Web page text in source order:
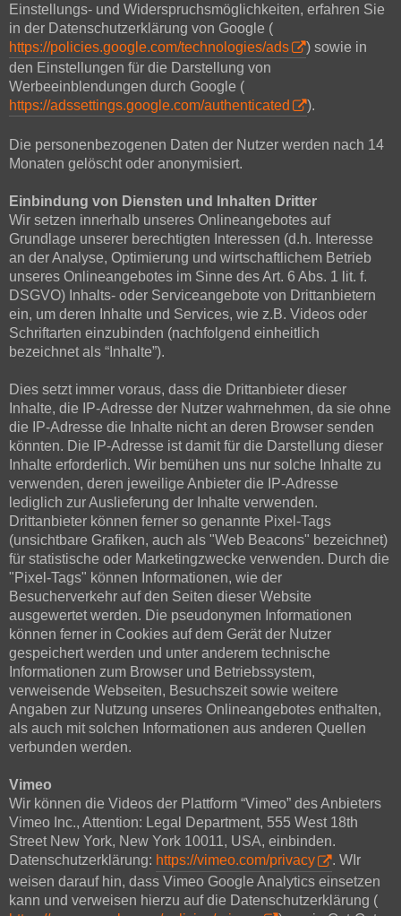
Einstellungs- und Widerspruchsmöglichkeiten, erfahren Sie
in der Datenschutzerklärung von Google (
https://policies.google.com/technologies/ads
) sowie in
den Einstellungen für die Darstellung von
Werbeeinblendungen durch Google (
https://adssettings.google.com/authenticated
).
Die personenbezogenen Daten der Nutzer werden nach 14
Monaten gelöscht oder anonymisiert.
Einbindung von Diensten und Inhalten Dritter
Wir setzen innerhalb unseres Onlineangebotes auf
Grundlage unserer berechtigten Interessen (d.h. Interesse
an der Analyse, Optimierung und wirtschaftlichem Betrieb
unseres Onlineangebotes im Sinne des Art. 6 Abs. 1 lit. f.
DSGVO) Inhalts- oder Serviceangebote von Drittanbietern
ein, um deren Inhalte und Services, wie z.B. Videos oder
Schriftarten einzubinden (nachfolgend einheitlich
bezeichnet als “Inhalte”).
Dies setzt immer voraus, dass die Drittanbieter dieser
Inhalte, die IP-Adresse der Nutzer wahrnehmen, da sie ohne
die IP-Adresse die Inhalte nicht an deren Browser senden
könnten. Die IP-Adresse ist damit für die Darstellung dieser
Inhalte erforderlich. Wir bemühen uns nur solche Inhalte zu
verwenden, deren jeweilige Anbieter die IP-Adresse
lediglich zur Auslieferung der Inhalte verwenden.
Drittanbieter können ferner so genannte Pixel-Tags
(unsichtbare Grafiken, auch als "Web Beacons" bezeichnet)
für statistische oder Marketingzwecke verwenden. Durch die
"Pixel-Tags" können Informationen, wie der
Besucherverkehr auf den Seiten dieser Website
ausgewertet werden. Die pseudonymen Informationen
können ferner in Cookies auf dem Gerät der Nutzer
gespeichert werden und unter anderem technische
Informationen zum Browser und Betriebssystem,
verweisende Webseiten, Besuchszeit sowie weitere
Angaben zur Nutzung unseres Onlineangebotes enthalten,
als auch mit solchen Informationen aus anderen Quellen
verbunden werden.
Vimeo
Wir können die Videos der Plattform “Vimeo” des Anbieters
Vimeo Inc., Attention: Legal Department, 555 West 18th
Street New York, New York 10011, USA, einbinden.
Datenschutzerklärung: https://vimeo.com/privacy
. WIr
weisen darauf hin, dass Vimeo Google Analytics einsetzen
kann und verweisen hierzu auf die Datenschutzerklärung (